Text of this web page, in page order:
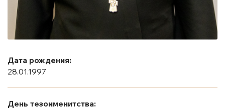
Дата рождения:
28.01.1997
День тезоименитства: